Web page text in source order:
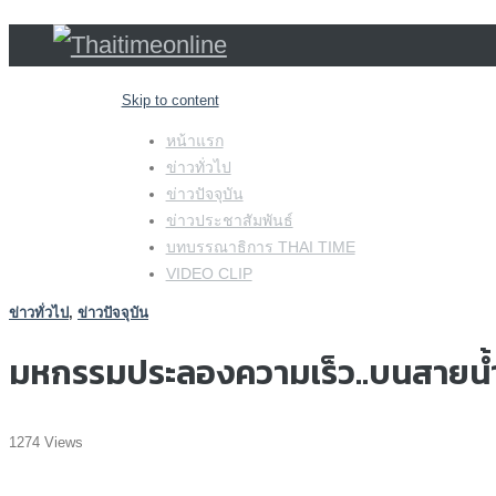
Skip to content
หน้าแรก
ข่าวทั่วไป
ข่าวปัจจุบัน
ข่าวประชาสัมพันธ์
บทบรรณาธิการ THAI TIME
VIDEO CLIP
ข่าวทั่วไป, ข่าวปัจจุบัน
มหกรรมประลองความเร็ว..บนสาย
1274 Views